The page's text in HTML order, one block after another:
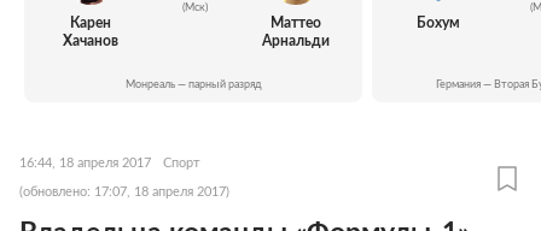
Карен
Хачанов
(Мск)
Маттео
Арнальди
Монреаль — парный разряд
Бохум
Германия — Вторая
16:44, 18 апреля 2017 Спорт
(обновлено: 17:07, 18 апреля 2017)